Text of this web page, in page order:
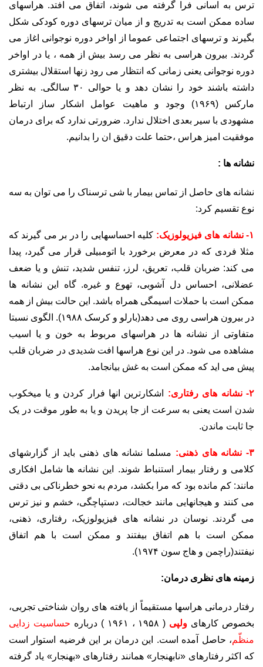
ترس به اسانی فرا گرفته می شوند، اتفاق می افتد. هراسهای
ساده ممکن است به تدریج و از میان ترسهای دوره کودکی شکل
بگیرند و ترسهای اجتماعی عموما از اواخر دوره نوجوانی اغاز می
گردند. بیرون هراسی به نظر می رسد بیش از همه ، یا در اواخر
دوره نوجوانی یعنی زمانی که انتظار می رود زنها استقلال بیشتری
داشته باشند خود را نشان دهد و یا حوالی ۳۰ سالگی. به نظر
مارکس (۱۹۶۹) وجود و ماهیت عوامل اشکار ساز ارتباط
مشهودی با سیر بعدی اختلال ندارد. ضرورتی ندارد که برای درمان
موفقیت امیز هراس ،حتما علت دقیق ان را بدانیم.
نشانه ها :
نشانه های حاصل از تماس بیمار با شی ترسناک را می توان به سه
نوع تقسیم کرد:
۱- نشانه های فیزیولوزیک:
کلیه احساسهایی را در بر می گیرند که
مثلا فردی که در معرض برخورد با اتومبیلی قرار می گیرد، پیدا
می کند: ضربان قلب، تعریق، لرز، تنفس شدید، تنش و یا ضعف
عضلانی، احساس دل آشوبی، تهوع و غیره. گاه این نشانه ها
ممکن است با حملات اسیمگی همراه باشد. این حالت بیش از همه
در بیرون هراسی روی می دهد(بارلو و کرسک ۱۹۸۸). الگوی نسبتا
متفاوتی از نشانه ها در هراسهای مربوط به خون و یا اسیب
مشاهده می شود. در این نوع هراسها افت شدیدی در ضربان قلب
پیش می اید که ممکن است به غش بیانجامد.
۲- نشانه های رفتاری:
اشکارترین انها فرار کردن و یا میخکوب
شدن است یعنی به سرعت از جا پریدن و یا به طور موقت در یک
جا ثابت ماندن.
۳- نشانه های ذهنی:
مسلما نشانه های ذهنی باید از گزارشهای
کلامی و رفتار بیمار استنباط شوند. این نشانه ها شامل افکاری
مانند: کم مانده بود که مرا بکشد، مردم به نحو خطرناکی بی دقتی
می کنند و هیجانهایی مانند خجالت، دستپاچگی، خشم و نیز ترس
می گردند. نوسان در نشانه های فیزیولوزیک، رفتاری، ذهنی،
ممکن است با هم اتفاق بیفتند و ممکن است با هم اتفاق
نیفتند(راچمن و هاج سون ۱۹۷۴).
زمینه های نظری درمان:
رفتار درمانی هراسها مستقیماً از یافته های روان شناختی تجربی،
بخصوص کارهای ولپی ( ۱۹۵۸ ، ۱۹۶۱ ) درباره
حساسیت زدایی
منظّم، حاصل آمده است. این درمان بر این فرضیه استوار است
که اکثر رفتارهای «نابهنجار» همانند رفتارهای «بهنجار» یاد گرفته